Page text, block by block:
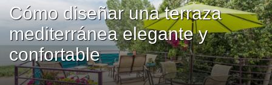
Cómo diseñar una terraza
mediterránea elegante y
confortable